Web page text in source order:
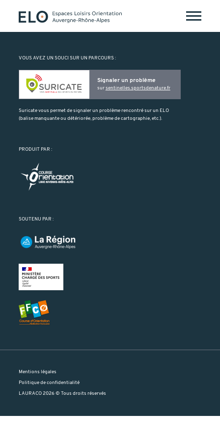
VOUS AVEZ UN SOUCI SUR UN PARCOURS :
Signaler un problème
sursentinelles.sportsdenature.fr
Suricate vous permet de signaler un problème rencontré sur un ELO
(balise manquante ou détériorée, problème de cartographie, etc.).
PRODUIT PAR :
SOUTENU PAR :
Mentions légales
Politique de confidentialité
LAURACO 2026 © Tous droits réservés